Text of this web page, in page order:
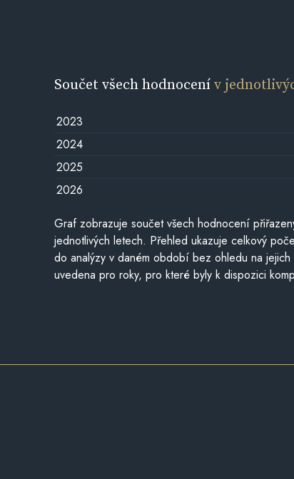
Součet všech hodnocenív
2023
2024
2025
2026
Graf zobrazuje součet všech hodnocení
jednotlivých letech. Přehled ukazuje celkový
do analýzy v daném období bez ohledu na
uvedena pro roky, pro které byly k dispozici